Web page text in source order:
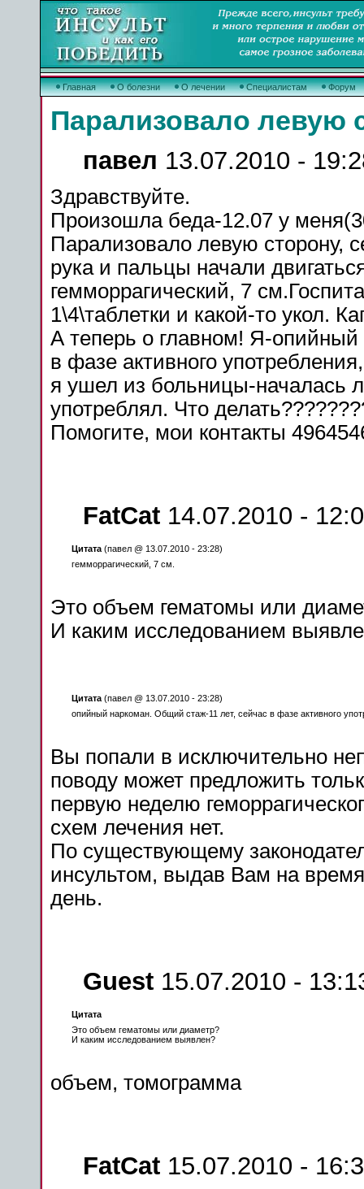
Главная О болезни О лечении Специалистам Форум
Парализовало левую
павел 13.07.2010 -
Здравствуйте.
Произошла беда-12.07 у
Парализовало левую сторону,
рука и пальцы начали
гемморрагический, 7
1\4\таблетки и какой-то укол.
А теперь о главном! Я-
в фазе активного
я ушел из больницы-началась
употреблял. Что делать
Помогите, мои контакты
FatCat 14.07.2010 -
Цитата(павел @ 13.07.2010 - 23:28)
гемморрагический, 7 см.
Это объем гематомы или
И каким исследованием
Цитата(павел @ 13.07.2010 - 23:28)
опийный наркоман. Общий стаж-11 лет, сейчас в фазе активного
Вы попали в исключительно
поводу может предложить
первую неделю
схем лечения нет.
По существующему
инсультом, выдав Вам на
день.
Guest 15.07.2010 -
Цитата
Это объем гематомы или диаметр?
И каким исследованием выявлен?
объем, томограмма
FatCat 15.07.2010 -